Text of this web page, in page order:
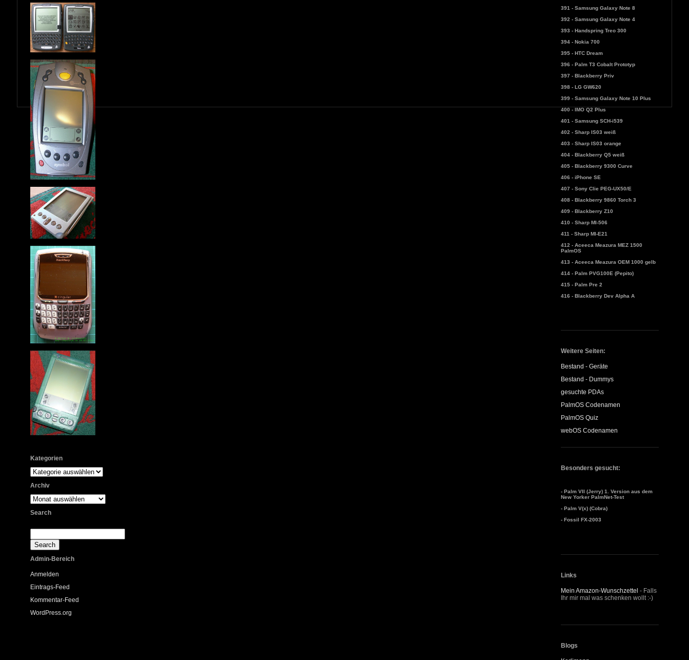
Kategorien
Kategorien
Archiv
Archiv
Search
Admin-Bereich
Anmelden
Eintrags-Feed
Kommentar-Feed
WordPress.org
391 - Samsung Galaxy Note 8
392 - Samsung Galaxy Note 4
393 - Handspring Treo 300
394 - Nokia 700
395 - HTC Dream
396 - Palm T3 Cobalt Prototyp
397 - Blackberry Priv
398 - LG GW620
399 - Samsung Galaxy Note 10 Plus
400 - IMO Q2 Plus
401 - Samsung SCH-i539
402 - Sharp IS03 weiß
403 - Sharp IS03 orange
404 - Blackberry Q5 weiß
405 - Blackberry 9300 Curve
406 - iPhone SE
407 - Sony Clie PEG-UX50/E
408 - Blackberry 9860 Torch 3
409 - Blackberry Z10
410 - Sharp MI-506
411 - Sharp MI-E21
412 - Aceeca Meazura MEZ 1500
PalmOS
413 - Aceeca Meazura OEM 1000 gelb
414 - Palm PVG100E (Pepito)
415 - Palm Pre 2
416 - Blackberry Dev Alpha A
Weitere Seiten:
Bestand - Geräte
Bestand - Dummys
gesuchte PDAs
PalmOS Codenamen
PalmOS Quiz
webOS Codenamen
Besonders gesucht:
- Palm VII (Jerry) 1. Version aus dem
New Yorker PalmNet-Test
- Palm V(x) (Cobra)
- Fossil FX-2003
Links
Mein Amazon-Wunschzettel - Falls
Ihr mir mal was schenken wollt :-)
Blogs